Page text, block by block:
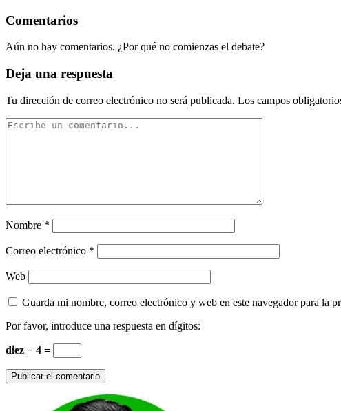
Comentarios
Aún no hay comentarios. ¿Por qué no comienzas el debate?
Deja una respuesta
Tu dirección de correo electrónico no será publicada. Los campos
Nombre *
Correo electrónico *
Web
Guarda mi nombre, correo electrónico y web en este navegador para la
Por favor, introduce una respuesta en dígitos:
diez − 4 =